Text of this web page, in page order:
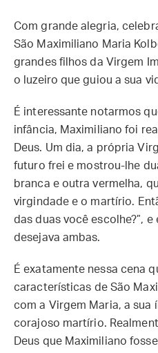
Com grande alegria,
São Maximiliano Maria
grandes filhos da Virgem
o luzeiro que guiou a sua
É interessante notarmos
infância, Maximiliano foi
Deus. Um dia, a própria
futuro frei e mostrou-lhe
branca e outra vermelha,
virgindade e o martírio.
das duas você escolhe?”,
desejava ambas.
É exatamente nessa cena
características de São
com a Virgem Maria, a sua
corajoso martírio.
Deus que Maximiliano